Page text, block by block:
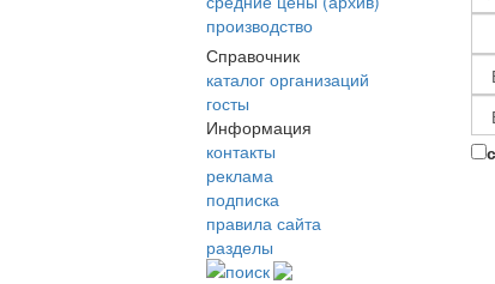
производство
Справочник
каталог организаций
госты
Информация
контакты
реклама
подписка
правила сайта
разделы
поиск